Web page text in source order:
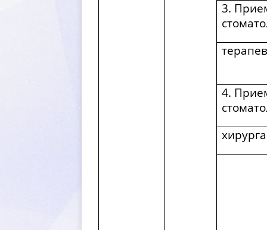
3.
4.
хирурга